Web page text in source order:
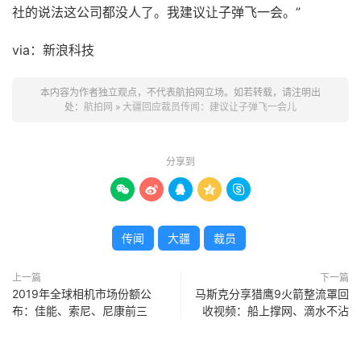
社的说法这公司都没人了。我建议让子弹飞一会。”
via：新浪科技
本内容为作者独立观点，不代表航拍网立场。如若转载，请注明出
处： 航拍网 » 大疆回应裁员传闻：建议让子弹飞一会儿
分享到
    
传闻 大疆 裁员
上一篇
2019年全球相机市场份额公
布：佳能、索尼、尼康前三
下一篇
马斯克分享猎鹰9火箭整流罩回
收视频：船上撑网、滴水不沾